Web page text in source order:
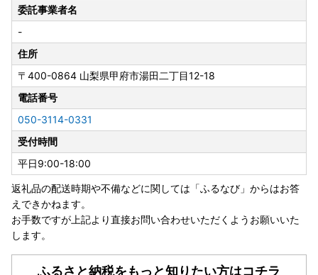
委託事業者名
-
住所
〒400-0864 山梨県甲府市湯田二丁目12-18
電話番号
050-3114-0331
受付時間
平日9:00-18:00
返礼品の配送時期や不備などに関しては「ふるなび」からはお答
えできかねます。
お手数ですが上記より直接お問い合わせいただくようお願いいた
します。
ふるさと納税をもっと知りたい方はコチラ